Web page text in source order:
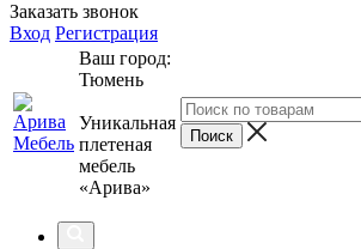
Заказать звонок
Вход Регистрация
Ваш город:
Тюмень
Уникальная
плетеная
мебель
«Арива»